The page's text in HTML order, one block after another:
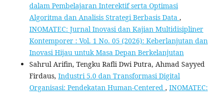
dalam Pembelajaran Interektif serta Optimasi
Algoritma dan Analisis Strategi Berbasis Data ,
INOMATEC: Jurnal Inovasi dan Kajian Multidisipliner
Kontemporer : Vol. 1 No. 05 (2026): Keberlanjutan dan
Inovasi Hijau untuk Masa Depan Berkelanjutan
Sahrul Arifin, Tengku Rafli Dwi Putra, Ahmad Sayyed
Firdaus, Industri 5.0 dan Transformasi Digital
Organisasi: Pendekatan Human-Centered , INOMATEC: